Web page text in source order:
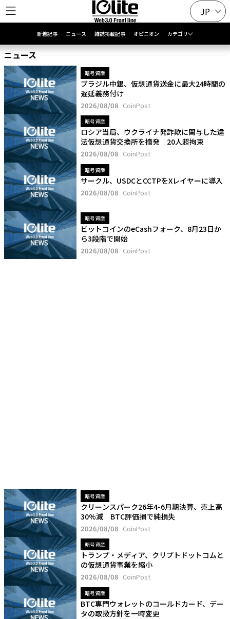
JP
新着記事 ニュース 雑誌掲載記事 オピニオン カテゴリ
ニュース
暗号資産
ブラジル中銀、仮想通貨送金に最大24時間の
遅延義務付け
2026/08/08 CoinPost
暗号資産
ロシア当局、ウクライナ発詐欺に関与した違
法仮想通貨交換所を摘発 20人超拘束
2026/08/08 CoinPost
暗号資産
サークル、USDCとCCTPをXレイヤーに導入
2026/08/08 CoinPost
暗号資産
ビットコインのeCashフォーク、8月23日か
ら3段階で開始
2026/08/08 CoinPost
暗号資産
クリーンスパーク26年4-6月期決算、売上高
30%減 BTC評価損で純損失
2026/08/08 CoinPost
暗号資産
トランプ・メディア、クリプトドットコムと
の仮想通貨事業を縮小
2026/08/08 CoinPost
暗号資産
BTC専門ウォレットのコールドカード、デー
タの取扱方針を一時変更